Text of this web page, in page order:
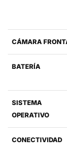
CÁMARA
BATERÍA
SISTEMA
OPERATIVO
CONECTIVIDAD